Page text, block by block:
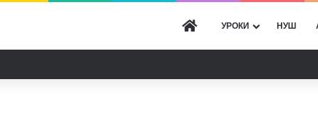
ГОЛОВНА
УРОКИ НУШ